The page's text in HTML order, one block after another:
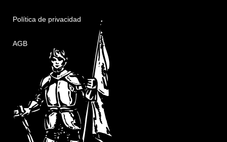
Política de privacidad
AGB